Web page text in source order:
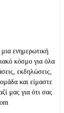
ενημερωτική
κόσμο για όλα
εκδηλώσεις,
και είμαστε
μας για ότι σας